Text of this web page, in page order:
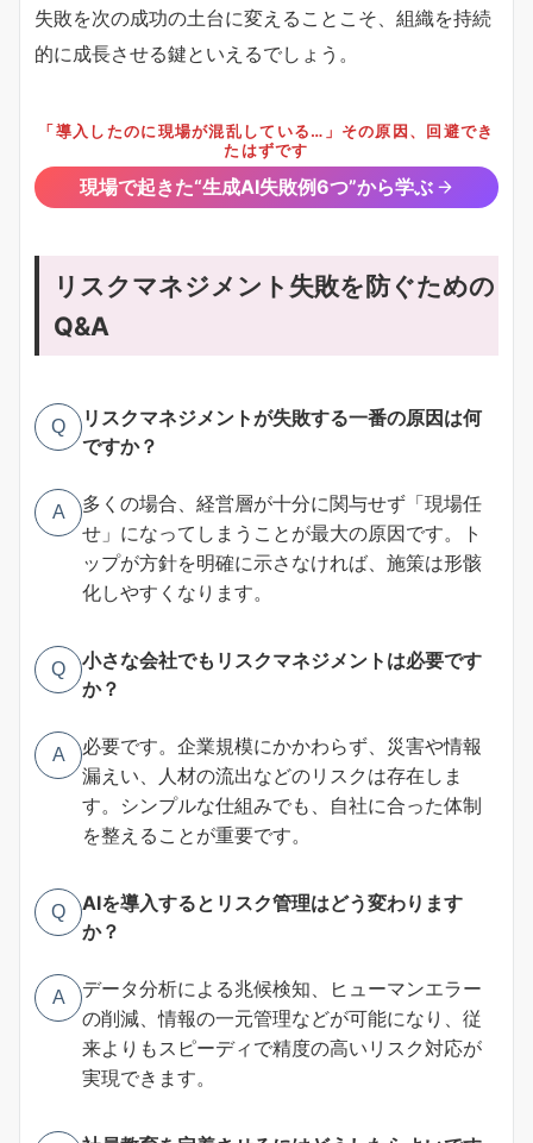
失敗を次の成功の土台に変えることこそ、組織を持続
的に成長させる鍵といえるでしょう。
「導入したのに現場が混乱している…」その原因、回避でき
たはずです
現場で起きた“生成AI失敗例6つ”から学ぶ
リスクマネジメント失敗を防ぐための
Q&A
Q
リスクマネジメントが失敗する一番の原因は何
ですか？
A
多くの場合、経営層が十分に関与せず「現場任
せ」になってしまうことが最大の原因です。ト
ップが方針を明確に示さなければ、施策は形骸
化しやすくなります。
Q
小さな会社でもリスクマネジメントは必要です
か？
A
必要です。企業規模にかかわらず、災害や情報
漏えい、人材の流出などのリスクは存在しま
す。シンプルな仕組みでも、自社に合った体制
を整えることが重要です。
Q
AIを導入するとリスク管理はどう変わります
か？
A
データ分析による兆候検知、ヒューマンエラー
の削減、情報の一元管理などが可能になり、従
来よりもスピーディで精度の高いリスク対応が
実現できます。